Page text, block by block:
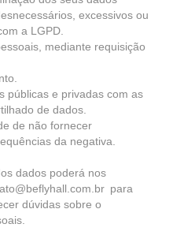
excessivos ou
a LGPD.
mediante requisição
públicas e privadas com as
de dados.
de não fornecer
da negativa.
dados poderá nos
para
dúvidas sobre o